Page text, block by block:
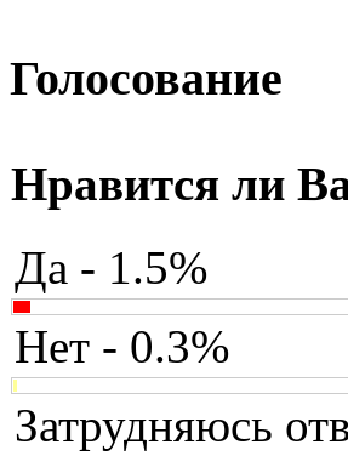
Голосование
Нравится ли
Да - 1.5%
Нет - 0.3%
Затрудняюсь